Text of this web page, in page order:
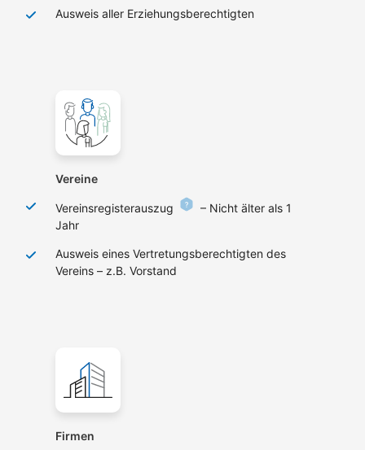
Ausweis aller Erziehungsberechtigten
Vereine
Vereinsregisterauszug
– Nicht älter als 1
Jahr
Ausweis eines Vertretungsberechtigten des
Vereins – z.B. Vorstand
Firmen